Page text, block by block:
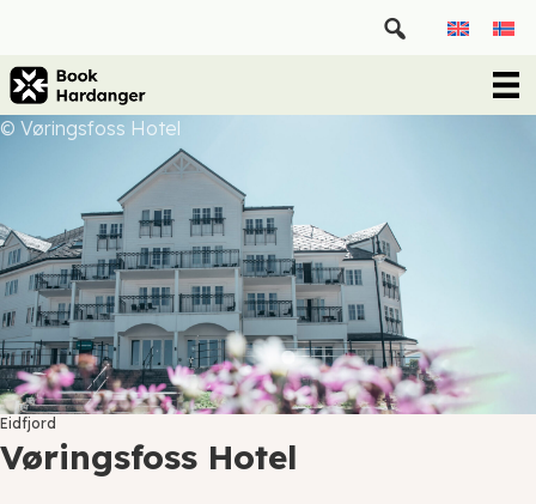
© Vøringsfoss Hotel
Eidfjord
Vøringsfoss Hotel